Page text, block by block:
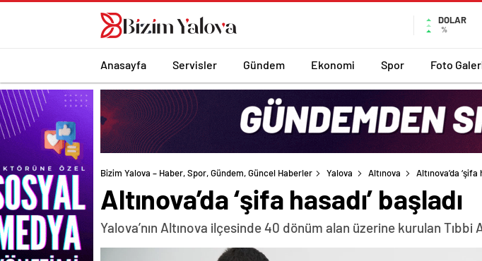
romabet
deneme
DOLAR
%
Anasayfa Servisler Gündem Ekonomi Spor Foto
Bizim Yalova – Haber, Spor, Gündem, Güncel Haberler Yalova Altınova Altınova’da ‘şifa
Altınova’da ‘şifa hasadı’ başladı
Yalova’nın Altınova ilçesinde 40 dönüm alan üzerine kurulan Tıbbi